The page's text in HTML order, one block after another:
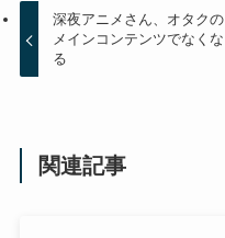
深夜アニメさん、オタクの
メインコンテンツでなくな
る
関連記事